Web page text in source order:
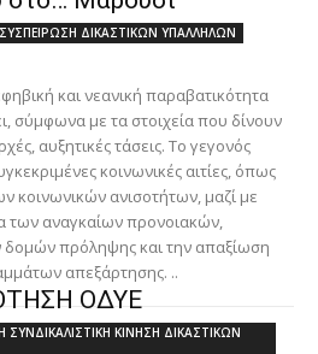
ΔΙΚΑΣΤΙΚΩΝ ΥΠΑΛΛΗΛΩΝ
και νεανική παραβατικότητα
σύμφωνα με τα στοιχεία που δίνουν
αυξητικές τάσεις. Το γεγονός
κοινωνικές αιτίες, όπως
κοινωνικών ανισοτήτων, μαζί με
των αναγκαίων προνοιακών,
δομών πρόληψης και την απαξίωση
απεξάρτησης. ..
ΟΔΥΕ
ΣΥΝΔΙΚΑΛΙΣΤΙΚΗ ΚΙΝΗΣΗ ΔΙΚΑΣΤΙΚΩΝ